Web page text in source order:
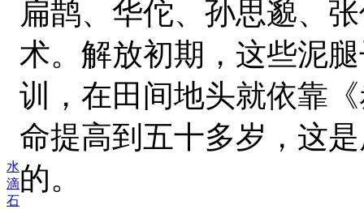
水
滴
石
扁鹊、华佗、孙思邈、
术。解放初期，这些泥
训，在田间地头就依靠
命提高到五十多岁，这
的。